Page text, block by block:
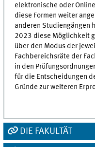
elektronische oder
diese Formen weiter
anderen Studiengängen
2023 diese Möglichkeit
über den Modus der
Fachbereichsräte der
in den
für die Entscheidungen
Gründe zur weiteren
DIE FAKULTÄT